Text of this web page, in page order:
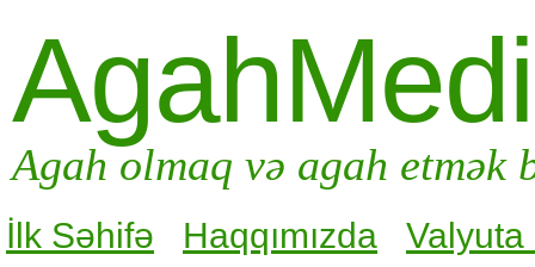
Agah olmaq və agah
İlk Səhifə Haqqımızda
Valyuta